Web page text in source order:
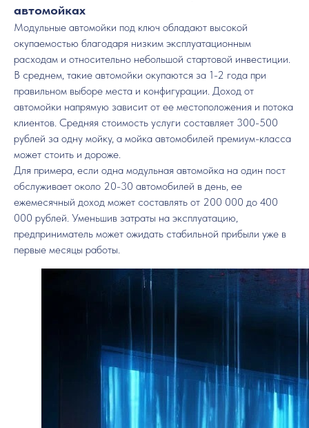
автомойках
Модульные автомойки под ключ обладают высокой
окупаемостью благодаря низким эксплуатационным
расходам и относительно небольшой стартовой инвестиции.
В среднем, такие автомойки окупаются за 1-2 года при
правильном выборе места и конфигурации. Доход от
автомойки напрямую зависит от ее местоположения и потока
клиентов. Средняя стоимость услуги составляет 300-500
рублей за одну мойку, а мойка автомобилей премиум-класса
может стоить и дороже.
Для примера, если одна модульная автомойка на один пост
обслуживает около 20-30 автомобилей в день, ее
ежемесячный доход может составлять от 200 000 до 400
000 рублей. Уменьшив затраты на эксплуатацию,
предприниматель может ожидать стабильной прибыли уже в
первые месяцы работы.